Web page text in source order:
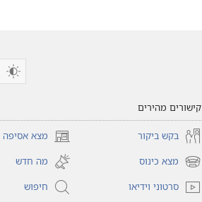
קישורים מהירים
בקש ביקור מצא אסיפה(פותח
חלון
חדש)
מצא כינוס(פותח
חלון
חדש)
מה חדש
סרטוני וידיאו
חיפוש